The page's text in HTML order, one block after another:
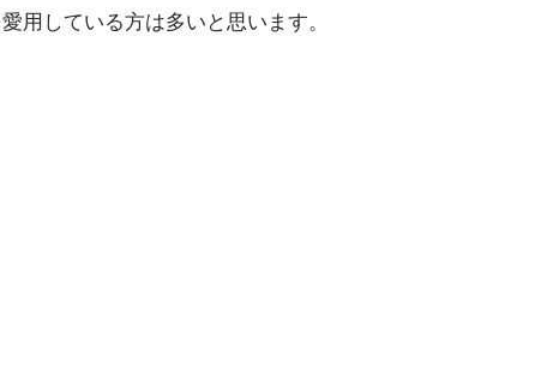
用している方は多いと思います。